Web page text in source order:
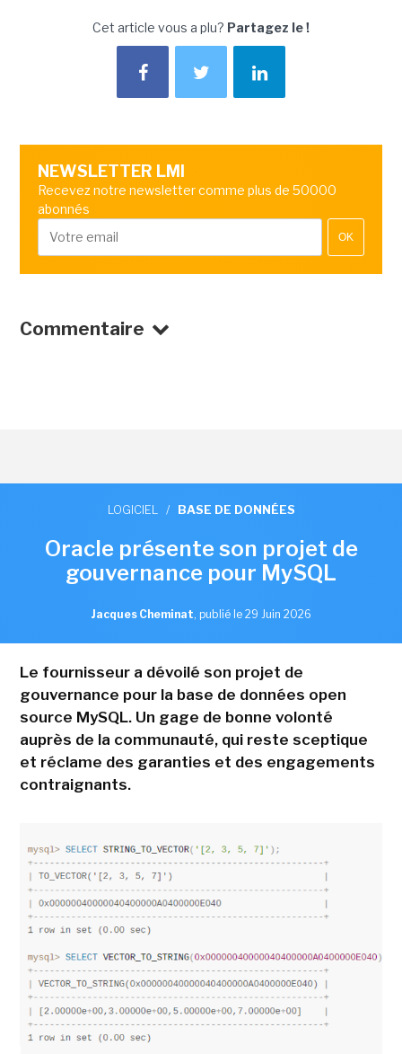
Cet article vous a plu? Partagez le !
NEWSLETTER LMI
Recevez notre newsletter comme plus de 50000
abonnés
OK
Commentaire
LOGICIEL / BASE DE DONNÉES
Oracle présente son projet de
gouvernance pour MySQL
Jacques Cheminat, publié le 29 Juin 2026
Le fournisseur a dévoilé son projet de
gouvernance pour la base de données open
source MySQL. Un gage de bonne volonté
auprès de la communauté, qui reste sceptique
et réclame des garanties et des engagements
contraignants.